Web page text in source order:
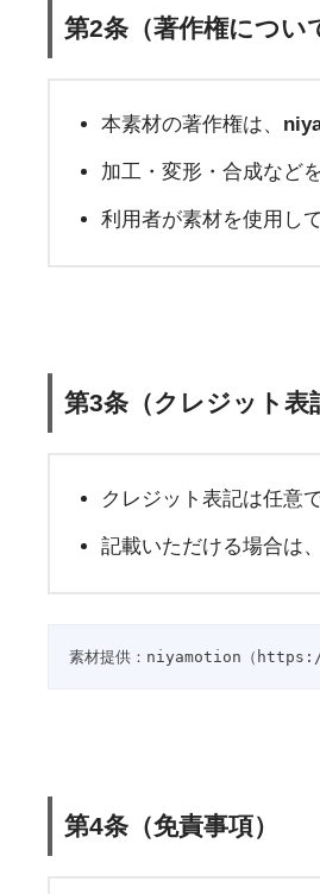
第2条（著作権につい
本素材の著作権は、
加工・変形・合成など
利用者が素材を使用し
第3条（クレジット表
クレジット表記は任意
記載いただける場合は
素材提供：niyamotion（
第4条（免責事項）